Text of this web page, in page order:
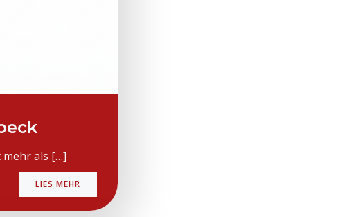
mehr als […]
LIES MEHR